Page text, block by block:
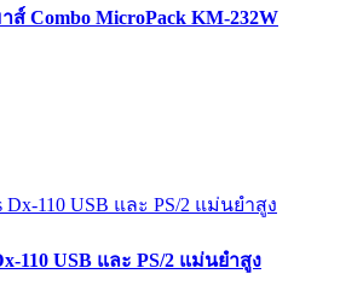
Combo MicroPack KM-232W
110 USB และ PS/2 แม่นยำสูง